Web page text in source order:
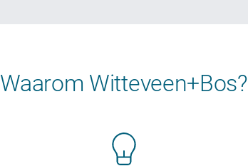
Waarom Witteveen+Bos?